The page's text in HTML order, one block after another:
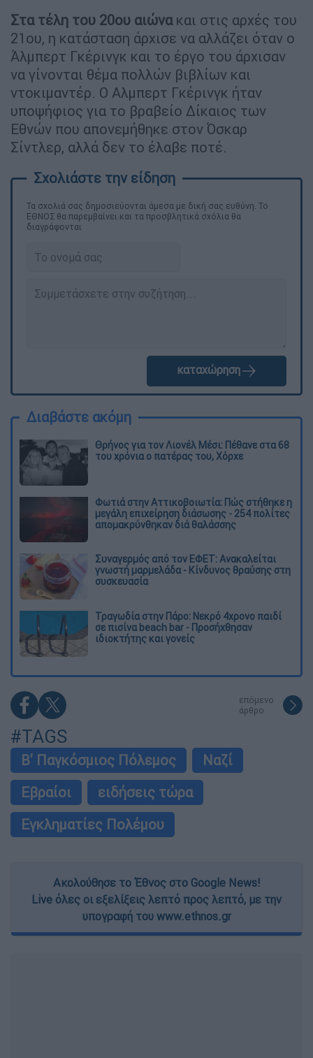
Στα τέλη του 20ου αιώνακαι στις αρχές του
21ου, η κατάσταση άρχισε να αλλάζει όταν ο
Άλμπερτ Γκέρινγκ και το έργο του άρχισαν
να γίνονται θέμα πολλών βιβλίων και
ντοκιμαντέρ. Ο Αλμπερτ Γκέρινγκ ήταν
υποψήφιος για το βραβείο Δίκαιος των
Εθνών που απονεμήθηκε στον Όσκαρ
Σίντλερ, αλλά δεν το έλαβε ποτέ.
Τα σχολιά σας δημοσιεύονται άμεσα με δική σας ευθύνη. Το
ΕΘΝΟΣ θα παρεμβαίνει και τα προσβλητικά σχόλια θα
διαγράφονται
καταχώρηση
Διαβάστε ακόμη
Θρήνος για τον Λιονέλ Μέσι: Πέθανε στα 68
του χρόνια ο πατέρας του, Χόρχε
Φωτιά στην Αττικοβοιωτία: Πώς στήθηκε η
μεγάλη επιχείρηση διάσωσης - 254 πολίτες
απομακρύνθηκαν διά θαλάσσης
Συναγερμός από τον ΕΦΕΤ: Ανακαλείται
γνωστή μαρμελάδα - Κίνδυνος θραύσης στη
συσκευασία
Τραγωδία στην Πάρο: Νεκρό 4χρονο παιδί
σε πισίνα beach bar - Προσήχθησαν
ιδιοκτήτης και γονείς
επόμενο
άρθρο
#TAGS
Β' Παγκόσμιος Πόλεμος
Ναζί
Εβραίοι
ειδήσεις τώρα
Εγκληματίες Πολέμου
Ακολούθησε το Έθνος στο Google News!
Live όλες οι εξελίξεις λεπτό προς λεπτό, με την
υπογραφή του www.ethnos.gr